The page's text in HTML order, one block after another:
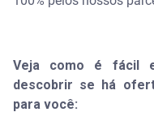
Veja como é fácil
descobrir se há
para você: